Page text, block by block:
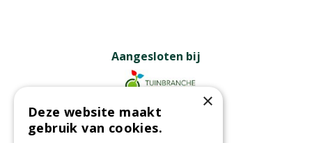
Aangesloten bij
Partners
×
Deze website maakt
gebruik van cookies.